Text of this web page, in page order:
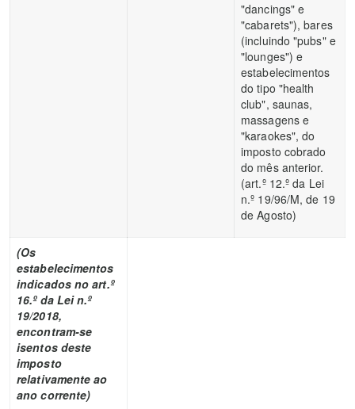
"dancings" e
"cabarets"), bares
(incluindo "pubs" e
"lounges") e
estabelecimentos
do tipo "health
club", saunas,
massagens e
"karaokes", do
imposto cobrado
do mês anterior.
(art.º 12.º da Lei
n.º 19/96/M, de 19
de Agosto)
(Os
estabelecimentos
indicados no art.º
16.º da Lei n.º
19/2018,
encontram-se
isentos deste
imposto
relativamente ao
ano corrente)